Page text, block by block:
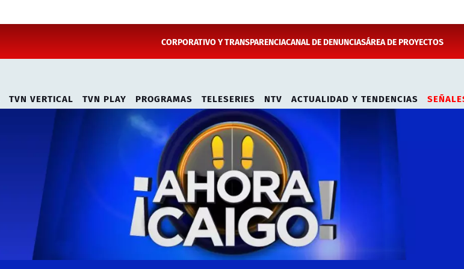
CORPORATIVO Y TRANSPARENCIACANAL DE DENUNCIASÁREA DE PROYECTOS
TVN VERTICAL TVN PLAY PROGRAMAS TELESERIES NTV ACTUALIDAD Y TENDENCIAS